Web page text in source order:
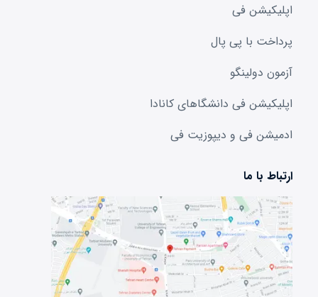
اپلیکیشن فی
پرداخت با پی پال
آزمون دولینگو
اپلیکیشن فی دانشگا‌های کانادا
ادمیشن فی و دیپوزیت فی
ارتباط با ما